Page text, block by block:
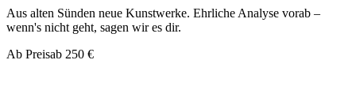
Aus alten Sünden neue Kunstwerke. Ehrliche Analyse vorab –
wenn's nicht geht, sagen wir es dir.
Ab Preisab 250 €